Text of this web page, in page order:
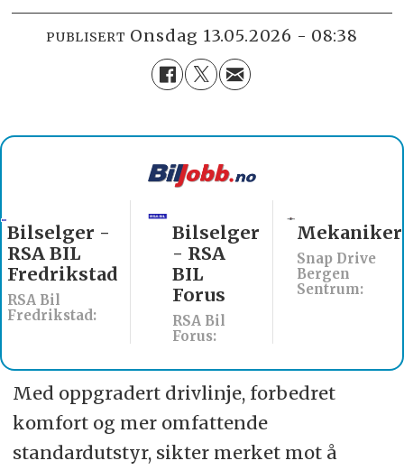
PUBLISERT onsdag 13.05.2026 - 08:38
RSA Bil
Bilselger
- RSA
BIL
Forus
Snap Drive
Bergen
Sentrum:
Mekaniker
Billakkerer
søkes til
Werksta
Åsane
Med oppgradert drivlinje, forbedret
komfort og mer omfattende
standardutstyr, sikter merket mot å